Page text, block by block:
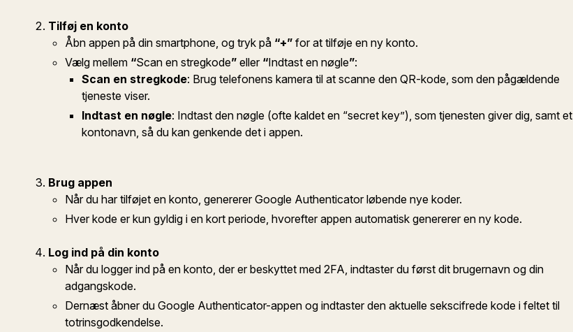
Tilføj en konto
Åbn appen på din smartphone, og tryk på “+”for at tilføje en ny konto.
Vælg mellem “Scan en stregkode”eller “Indtast en nøgle”:
Scan en stregkode: Brug telefonens kamera til at scanne den QR-kode, som den pågældende
tjeneste viser.
Indtast en nøgle: Indtast den nøgle (ofte kaldet en “secret key”), som tjenesten giver dig, samt et
kontonavn, så du kan genkende det i appen.
Brug appen
Når du har tilføjet en konto, genererer Google Authenticator løbende nye koder.
Hver kode er kun gyldig i en kort periode, hvorefter appen automatisk genererer en ny kode.
Log ind på din konto
Når du logger ind på en konto, der er beskyttet med 2FA, indtaster du først dit brugernavn og din
adgangskode.
Dernæst åbner du Google Authenticator-appen og indtaster den aktuelle sekscifrede kode i feltet til
totrinsgodkendelse.